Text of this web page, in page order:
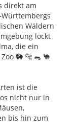
direkt am
Wäldern
lockt
die ein
🐘 🐆 🐀 🐪
ist die
nicht nur in
bis hin zum